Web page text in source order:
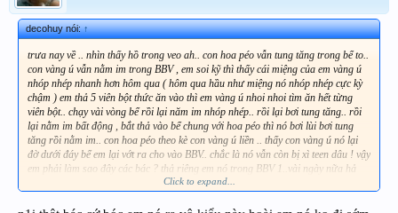
decohuy nói:↑
trưa nay về .. nhìn thấy hồ trong veo ah.. con hoa péo vẫn tung tăng trong bể to..
con vàng ú vẫn nằm im trong BBV , em soi kỹ thì thấy cái miệng của em vàng ú
nhóp nhép nhanh hơn hôm qua ( hôm qua hầu như miệng nó nhóp nhép cực kỳ
chậm ) em thả 5 viên bột thức ăn vào thì em vàng ú nhoi nhoi tìm ăn hết từng
viên bột.. chạy vài vòng bể rồi lại năm im nhóp nhép.. rồi lại bơi tung tăng.. rồi
lại nằm im bất động , bắt thả vào bể chung với hoa péo thì nó bơi lùi bơi tung
tăng rồi nằm im.. con hoa péo theo kè con vàng ú liền .. thấy con vàng ú nó lại
đờ dưới đáy bể em lại vớt ra cho vào BBV.. chắc là nó vẫn còn bị xì teen dâu ! vậy
em phải làm sao đây các bác ? thả riêng em nó trong BBV 1..vài ngày nữa hả
các bác .... ? giúp em .. tks tất cả :wallbash::wallbash::wallbash::wallbash:
Click to expand...